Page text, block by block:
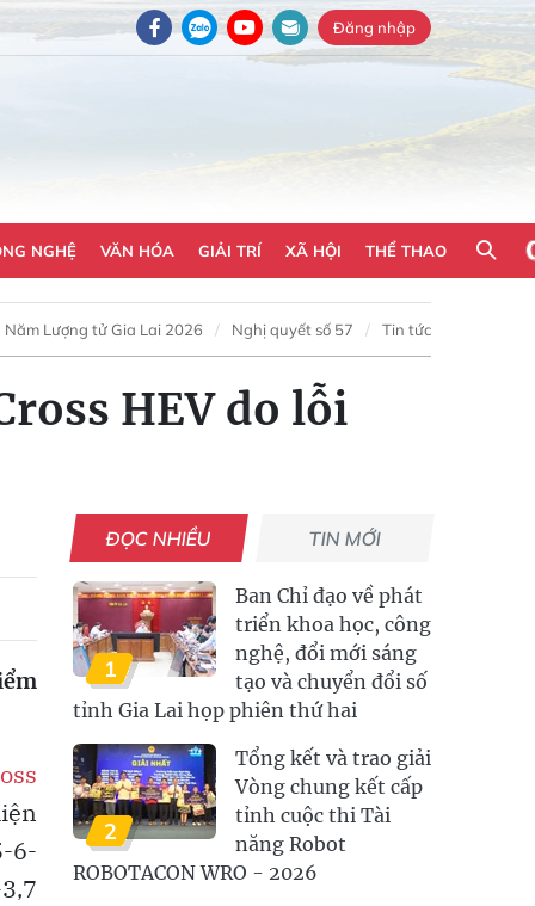
Đăng nhập
NGHỆ VĂN HÓA GIẢI TRÍ XÃ HỘI THỂ THAO
Năm Lượng tử Gia Lai 2026 Nghị quyết số 57 Tin tức
HEV do lỗi
6-
ĐỌC NHIỀU TIN MỚI
1
Ban Chỉ đạo về phát
triển khoa học, công
nghệ, đổi mới sáng
tạo và chuyển đổi số
tỉnh Gia Lai họp phiên thứ hai
2
Tổng kết và trao giải
Vòng chung kết cấp
tỉnh cuộc thi Tài
năng Robot
ROBOTACON WRO - 2026